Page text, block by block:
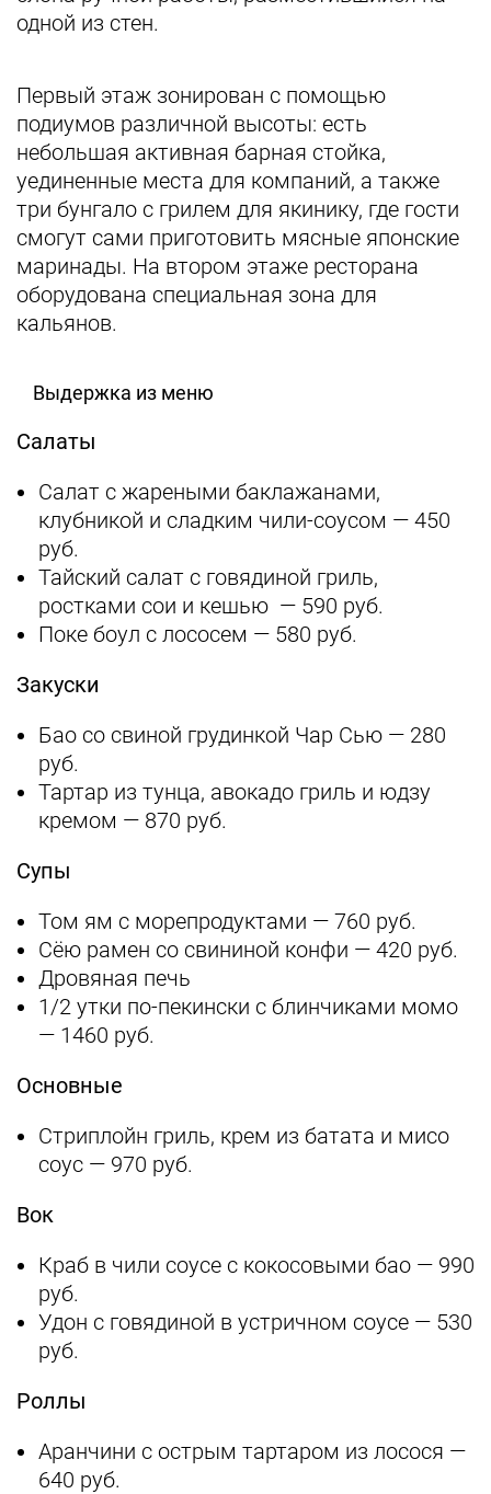
одной из стен.
Первый этаж зонирован с помощью
подиумов различной высоты: есть
небольшая активная барная стойка,
уединенные места для компаний, а также
три бунгало с грилем для якинику, где гости
смогут сами приготовить мясные японские
маринады. На втором этаже ресторана
оборудована специальная зона для
кальянов.
Выдержка из меню
Салаты
Салат с жареными баклажанами,
клубникой и сладким чили-соусом — 450
руб.
Тайский салат с говядиной гриль,
ростками сои и кешью — 590 руб.
Поке боул с лососем — 580 руб.
Закуски
Бао со свиной грудинкой Чар Сью — 280
руб.
Тартар из тунца, авокадо гриль и юдзу
кремом — 870 руб.
Супы
Том ям с морепродуктами — 760 руб.
Сёю рамен со свининой конфи — 420 руб.
Дровяная печь
1/2 утки по-пекински с блинчиками момо
— 1460 руб.
Основные
Стриплойн гриль, крем из батата и мисо
соус — 970 руб.
Вок
Краб в чили соусе с кокосовыми бао — 990
руб.
Удон с говядиной в устричном соусе — 530
руб.
Роллы
Аранчини с острым тартаром из лосося —
640 руб.